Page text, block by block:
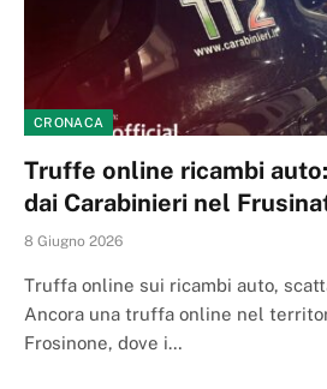
CRONACA
Truffe online ricambi
dai Carabinieri nel
8 Giugno 2026
Truffa online sui ricambi auto,
Ancora una truffa online nel
Frosinone, dove i…